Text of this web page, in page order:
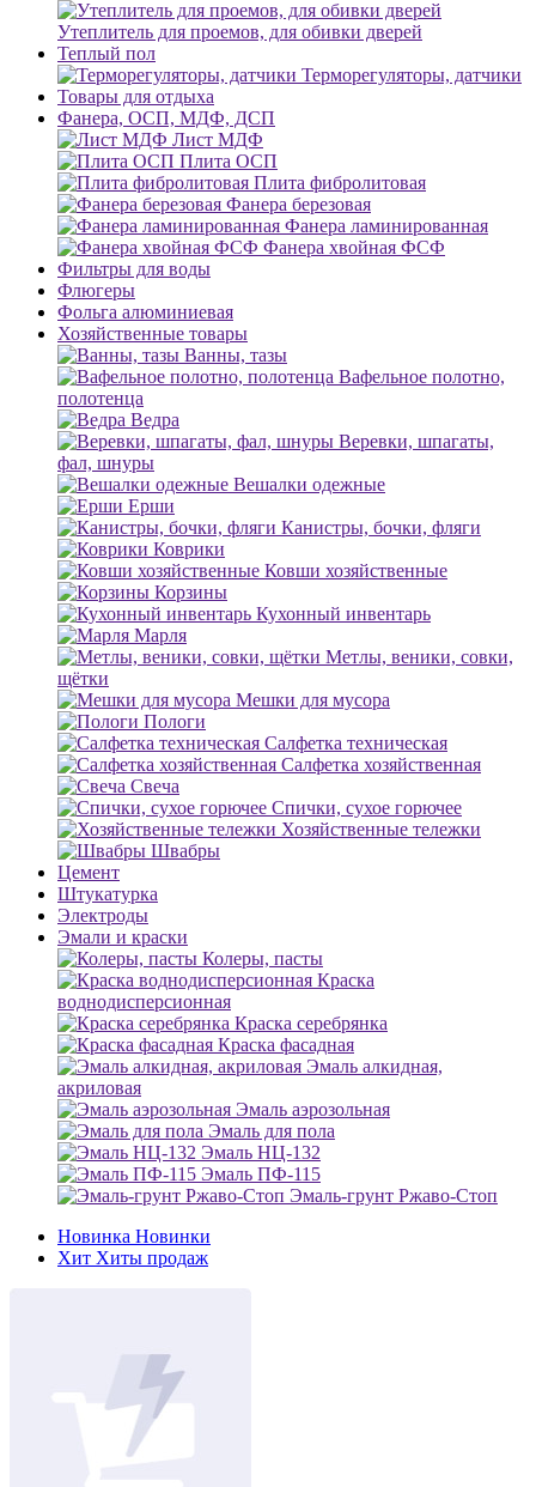
Утеплитель для проемов, для обивки дверей
Теплый пол
Терморегуляторы, датчики
Товары для отдыха
Фанера, ОСП, МДФ, ДСП
Лист МДФ
Плита ОСП
Плита фибролитовая
Фанера березовая
Фанера ламинированная
Фанера хвойная ФСФ
Фильтры для воды
Флюгеры
Фольга алюминиевая
Хозяйственные товары
Ванны, тазы
Вафельное полотно,
полотенца
Ведра
Веревки, шпагаты,
фал, шнуры
Вешалки одежные
Ерши
Канистры, бочки, фляги
Коврики
Ковши хозяйственные
Корзины
Кухонный инвентарь
Марля
Метлы, веники, совки,
щётки
Мешки для мусора
Пологи
Салфетка техническая
Салфетка хозяйственная
Свеча
Спички, сухое горючее
Хозяйственные тележки
Швабры
Цемент
Штукатурка
Электроды
Эмали и краски
Колеры, пасты
Краска
воднодисперсионная
Краска серебрянка
Краска фасадная
Эмаль алкидная,
акриловая
Эмаль аэрозольная
Эмаль для пола
Эмаль НЦ-132
Эмаль ПФ-115
Эмаль-грунт Ржаво-Стоп
Новинка Новинки
Хит Хиты продаж